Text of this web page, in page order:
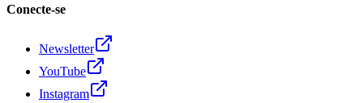
Conecte-se
Newsletter
YouTube
Instagram